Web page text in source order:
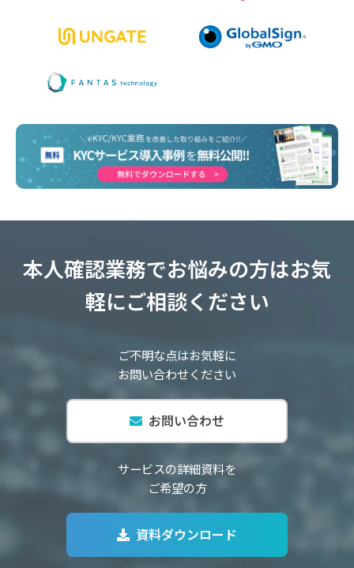
本人確認業務でお悩みの方はお気
軽にご相談ください
ご不明な点はお気軽に
お問い合わせください
お問い合わせ
サービスの詳細資料を
ご希望の方
資料ダウンロード